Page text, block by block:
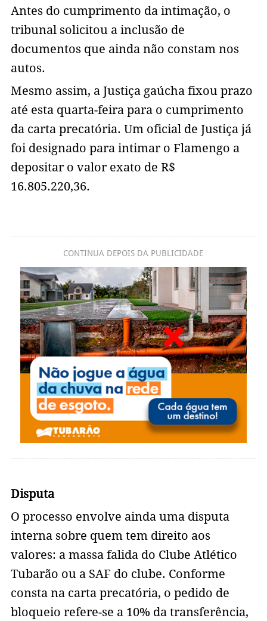
Antes do cumprimento da intimação, o
tribunal solicitou a inclusão de
documentos que ainda não constam nos
autos.
Mesmo assim, a Justiça gaúcha fixou prazo
até esta quarta-feira para o cumprimento
da carta precatória. Um oficial de Justiça já
foi designado para intimar o Flamengo a
depositar o valor exato de R$
16.805.220,36.
CONTINUA DEPOIS DA PUBLICIDADE
Disputa
O processo envolve ainda uma disputa
interna sobre quem tem direito aos
valores: a massa falida do Clube Atlético
Tubarão ou a SAF do clube. Conforme
consta na carta precatória, o pedido de
bloqueio refere-se a 10% da transferência,